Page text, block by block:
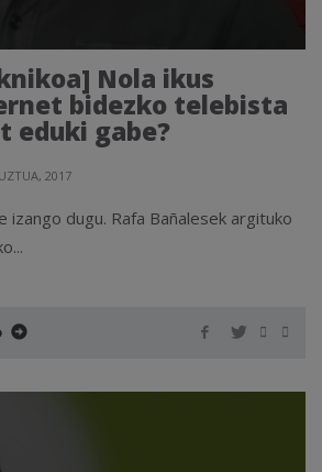
Nola ikus
bidezko telebista
eduki gabe?
2017
izango dugu. Rafa Bañalesek argituko